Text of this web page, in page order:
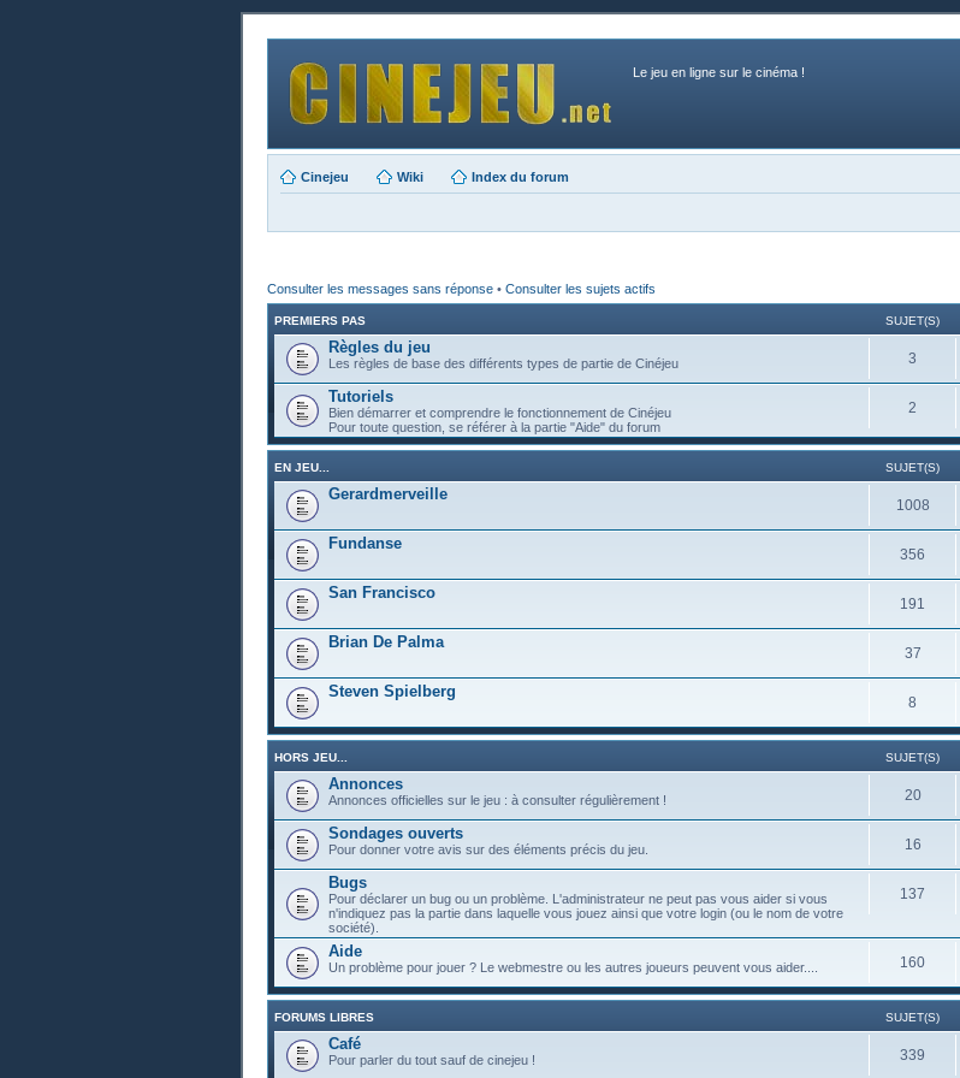
Le jeu en ligne sur le cinéma !
Cinejeu Wiki Index du forum
Consulter les messages sans réponse • Consulter les sujets actifs
PREMIERS PAS SUJET(S)
Règles du jeu
Les règles de base des différents types de partie de Cinéjeu 3
Tutoriels
Bien démarrer et comprendre le fonctionnement de Cinéjeu
Pour toute question, se référer à la partie "Aide" du forum
2
EN JEU... SUJET(S)
Gerardmerveille
1008
Fundanse
356
San Francisco
191
Brian De Palma
37
Steven Spielberg
8
HORS JEU... SUJET(S)
Annonces
Annonces officielles sur le jeu : à consulter régulièrement ! 20
Sondages ouverts
Pour donner votre avis sur des éléments précis du jeu. 16
Bugs
Pour déclarer un bug ou un problème. L'administrateur ne peut pas vous aider si vous
n'indiquez pas la partie dans laquelle vous jouez ainsi que votre login (ou le nom de votre
société).
137
Aide
Un problème pour jouer ? Le webmestre ou les autres joueurs peuvent vous aider.... 160
FORUMS LIBRES SUJET(S)
Café
Pour parler du tout sauf de cinejeu ! 339